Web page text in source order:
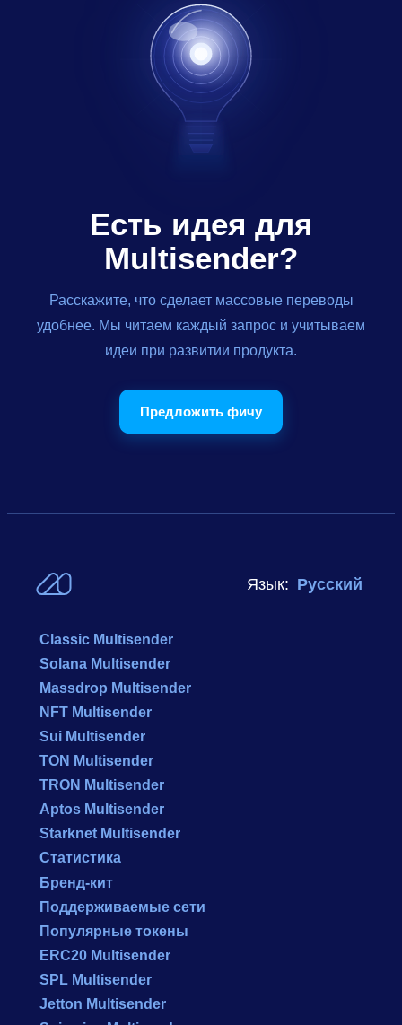
Есть идея для
Multisender?
Расскажите, что сделает массовые переводы
удобнее. Мы читаем каждый запрос и учитываем
идеи при развитии продукта.
Предложить фичу
Язык: Русский
Classic Multisender
Solana Multisender
Massdrop Multisender
NFT Multisender
Sui Multisender
TON Multisender
TRON Multisender
Aptos Multisender
Starknet Multisender
Статистика
Бренд-кит
Поддерживаемые сети
Популярные токены
ERC20 Multisender
SPL Multisender
Jetton Multisender